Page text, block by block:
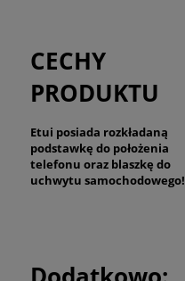
CECHY
PRODUKTU
Etui posiada rozkładaną
podstawkę do położenia
telefonu oraz blaszkę do
uchwytu samochodowego!